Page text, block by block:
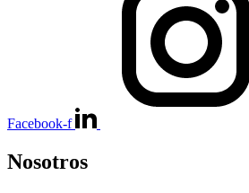
Facebook-f
Nosotros